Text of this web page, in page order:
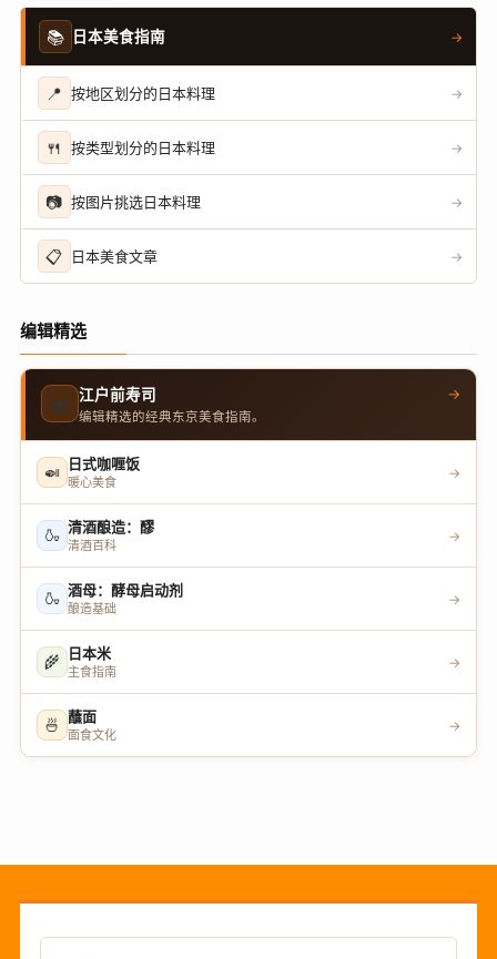
📚 日本美食指南 →
📍 按地区划分的日本料理 →
🍴 按类型划分的日本料理 →
📷 按图片挑选日本料理 →
📋 日本美食文章 →
编辑精选
🍣 江户前寿司
编辑精选的经典东京美食指南。
→
🍛 日式咖喱饭
暖心美食
→
🍶 清酒酿造：醪
清酒百科
→
🍶 酒母：酵母启动剂
酿造基础
→
🌾 日本米
主食指南
→
🍜 蘸面
面食文化
→